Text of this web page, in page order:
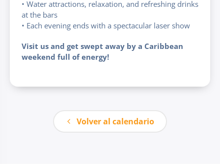
• Water attractions, relaxation, and refreshing drinks
at the bars
• Each evening ends with a spectacular laser show
Visit us and get swept away by a Caribbean
weekend full of energy!
Volver al calendario